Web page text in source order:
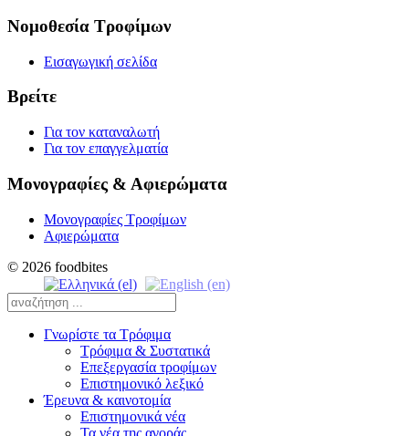
Νομοθεσία Τροφίμων
Εισαγωγική σελίδα
Βρείτε
Για τον καταναλωτή
Για τον επαγγελματία
Μονογραφίες & Αφιερώματα
Μονογραφίες Τροφίμων
Αφιερώματα
© 2026 foodbites
Γνωρίστε τα Τρόφιμα
Τρόφιμα & Συστατικά
Επεξεργασία τροφίμων
Επιστημονικό λεξικό
Έρευνα & καινοτομία
Επιστημονικά νέα
Τα νέα της αγοράς